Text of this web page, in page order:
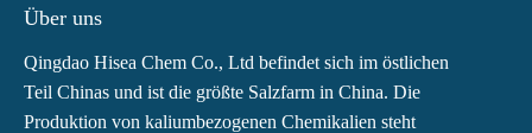
Über uns
Qingdao Hisea Chem Co., Ltd befindet sich im östlichen
Teil Chinas und ist die größte Salzfarm in China. Die
Produktion von kaliumbezogenen Chemikalien steht